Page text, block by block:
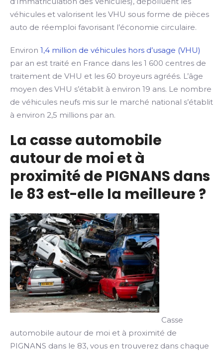
véhicules et valorisent les VHU sous forme de pièces
auto de réemploi favorisant l’économie circulaire.
Environ 1,4 million de véhicules hors d’usage (VHU)
par an est traité en France dans les 1 600 centres de
traitement de VHU et les 60 broyeurs agréés. L’âge
moyen des VHU s’établit à environ 19 ans. Le nombre
de véhicules neufs mis sur le marché national s’établit
à environ 2,5 millions par an.
La casse automobile
autour de moi et à
proximité de PIGNANS dans
le 83 est-elle la meilleure ?
Casse
automobile autour de moi et à proximité de
PIGNANS dans le 83, vous en trouverez dans chaque